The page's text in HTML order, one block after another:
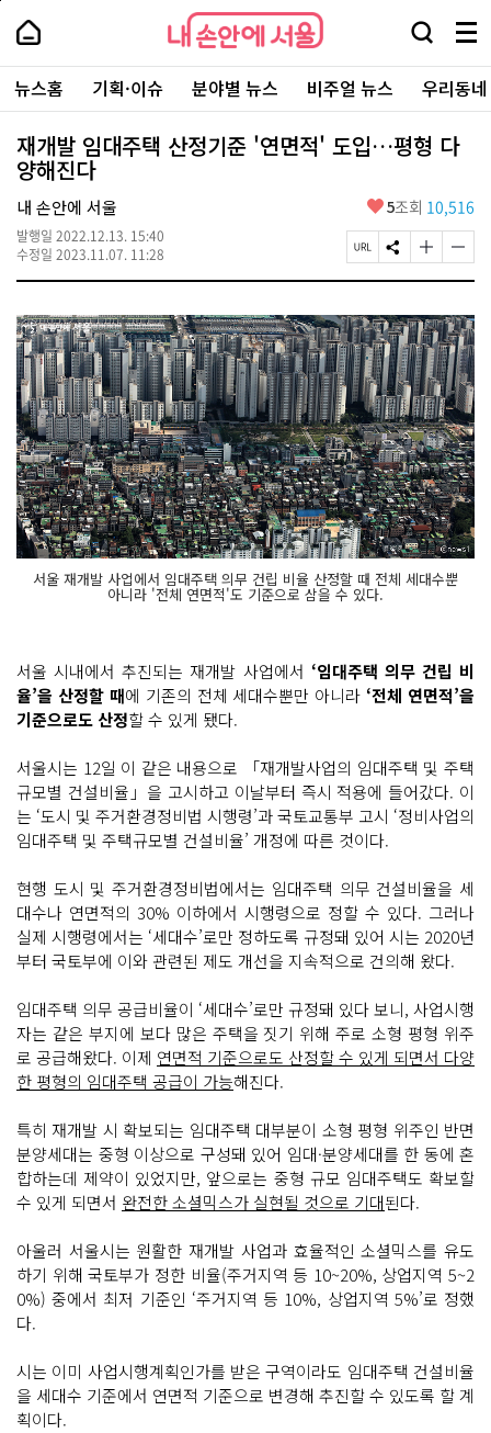
본
로
가
내
손
안
에
서
울
-
서
울
시
대
표
소
통
포
내
손
에
울
검
창
열
기
메
뉴
전
체
보
주
요
서
뉴스홈 기획·이슈 분야별 뉴스 비주얼 뉴스 우리동
재개발 임대주택 산정기준 '연면적' 도입…평형 다
양해진다
내 손안에 서울
발행일 2022.12.13. 15:40
수정일 2023.11.07. 11:28
좋
요
5조회 10,516
페
이
U
R
L
복
사
S
N
공
유
하
기
글
자
기
크
게
변
경
하
기
글
자
기
작
게
변
경
하
기
서울 재개발 사업에서 임대주택 의무 건립 비율 산정할 때 전체 세대수뿐
아니라 '전체 연면적'도 기준으로 삼을 수 있다.
서울 시내에서 추진되는 재개발 사업에서 ‘임대주택 의무 건립 비
율’을 산정할 때에 기존의 전체 세대수뿐만 아니라 ‘전체 연면적’을
기준으로도 산정할 수 있게 됐다.
서울시는 12일 이 같은 내용으로 「재개발사업의 임대주택 및 주택
규모별 건설비율」을 고시하고 이날부터 즉시 적용에 들어갔다. 이
는 ‘도시 및 주거환경정비법 시행령’과 국토교통부 고시 ‘정비사업의
임대주택 및 주택규모별 건설비율’ 개정에 따른 것이다.
현행 도시 및 주거환경정비법에서는 임대주택 의무 건설비율을 세
대수나 연면적의 30% 이하에서 시행령으로 정할 수 있다. 그러나
실제 시행령에서는 ‘세대수’로만 정하도록 규정돼 있어 시는 2020년
부터 국토부에 이와 관련된 제도 개선을 지속적으로 건의해 왔다.
임대주택 의무 공급비율이 ‘세대수’로만 규정돼 있다 보니, 사업시행
자는 같은 부지에 보다 많은 주택을 짓기 위해 주로 소형 평형 위주
로 공급해왔다. 이제 연면적 기준으로도 산정할 수 있게 되면서 다양
한 평형의 임대주택 공급이 가능해진다.
특히 재개발 시 확보되는 임대주택 대부분이 소형 평형 위주인 반면
분양세대는 중형 이상으로 구성돼 있어 임대·분양세대를 한 동에 혼
합하는데 제약이 있었지만, 앞으로는 중형 규모 임대주택도 확보할
수 있게 되면서 완전한 소셜믹스가 실현될 것으로 기대된다.
아울러 서울시는 원활한 재개발 사업과 효율적인 소셜믹스를 유도
하기 위해 국토부가 정한 비율(주거지역 등 10~20%, 상업지역 5~2
0%) 중에서 최저 기준인 ‘주거지역 등 10%, 상업지역 5%’로 정했
다.
시는 이미 사업시행계획인가를 받은 구역이라도 임대주택 건설비율
을 세대수 기준에서 연면적 기준으로 변경해 추진할 수 있도록 할 계
획이다.
페
상
단
로